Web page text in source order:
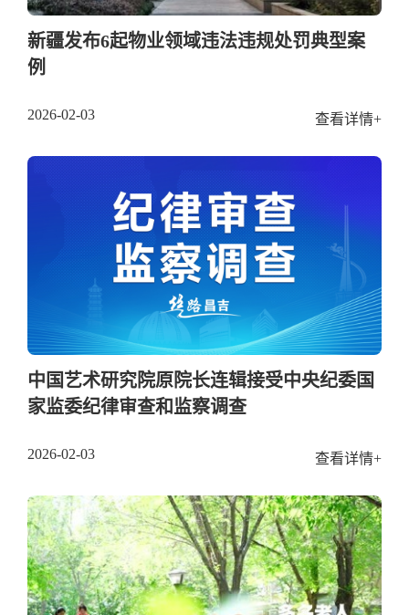
新疆发布6起物业领域违法违规处罚典型案
例
2026-02-03 查看详情+
中国艺术研究院原院长连辑接受中央纪委国
家监委纪律审查和监察调查
2026-02-03 查看详情+